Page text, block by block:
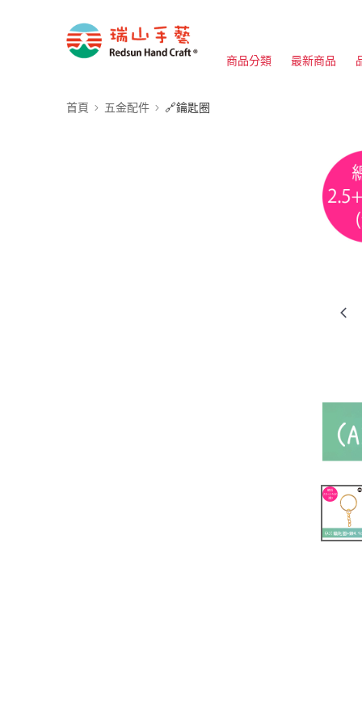
商品分類 最新商品
首頁 五金配件 🔗鑰匙圈